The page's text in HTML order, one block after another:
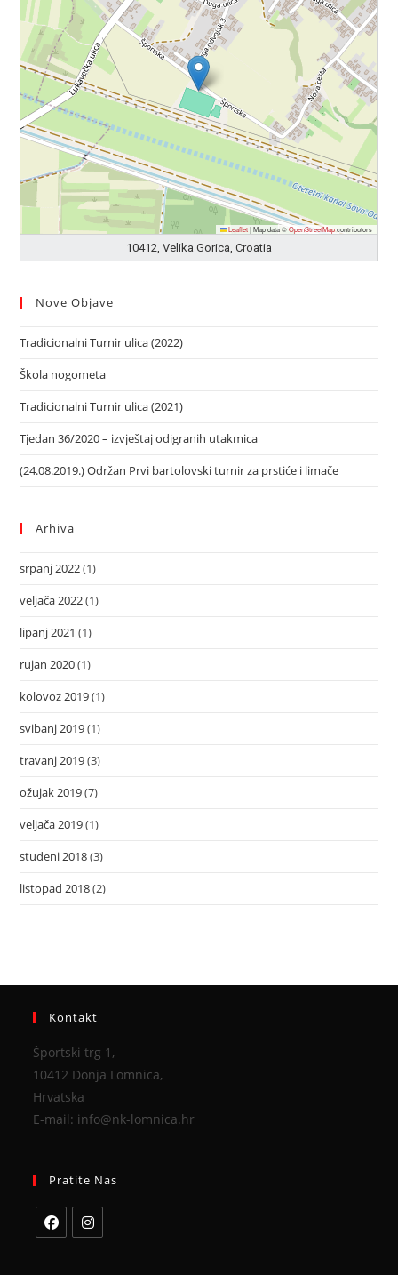
Leaflet |Map data ©OpenStreetMapcontributors
10412, Velika Gorica, Croatia
Nove Objave
Tradicionalni Turnir ulica (2022)
Škola nogometa
Tradicionalni Turnir ulica (2021)
Tjedan 36/2020 – izvještaj odigranih utakmica
(24.08.2019.) Održan Prvi bartolovski turnir za prstiće i limače
Arhiva
srpanj 2022(1)
veljača 2022(1)
lipanj 2021 (1)
rujan 2020(1)
kolovoz 2019(1)
svibanj 2019(1)
travanj 2019(3)
ožujak 2019(7)
veljača 2019(1)
studeni 2018(3)
listopad 2018(2)
Kontakt
Športski trg 1,
10412 Donja Lomnica,
Hrvatska
E-mail: info@nk-lomnica.hr
Pratite Nas